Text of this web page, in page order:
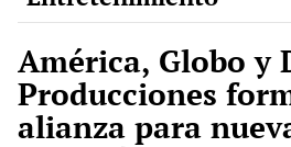
América, Globo y
Producciones
alianza para